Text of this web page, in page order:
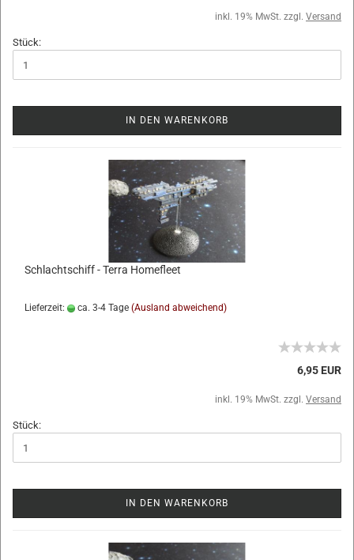
inkl. 19% MwSt. zzgl. Versand
Stück:
IN DEN WARENKORB
Schlachtschiff - Terra Homefleet
Lieferzeit: ca. 3-4 Tage (Ausland abweichend)
6,95 EUR
inkl. 19% MwSt. zzgl. Versand
Stück:
IN DEN WARENKORB